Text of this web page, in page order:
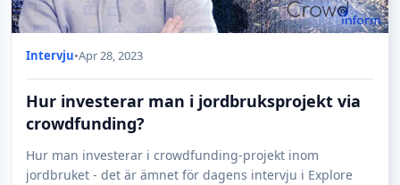
Intervju•Apr 28, 2023
Hur investerar man i jordbruksprojekt via
crowdfunding?
Hur man investerar i crowdfunding-projekt inom
jordbruket - det är ämnet för dagens intervju i Explore